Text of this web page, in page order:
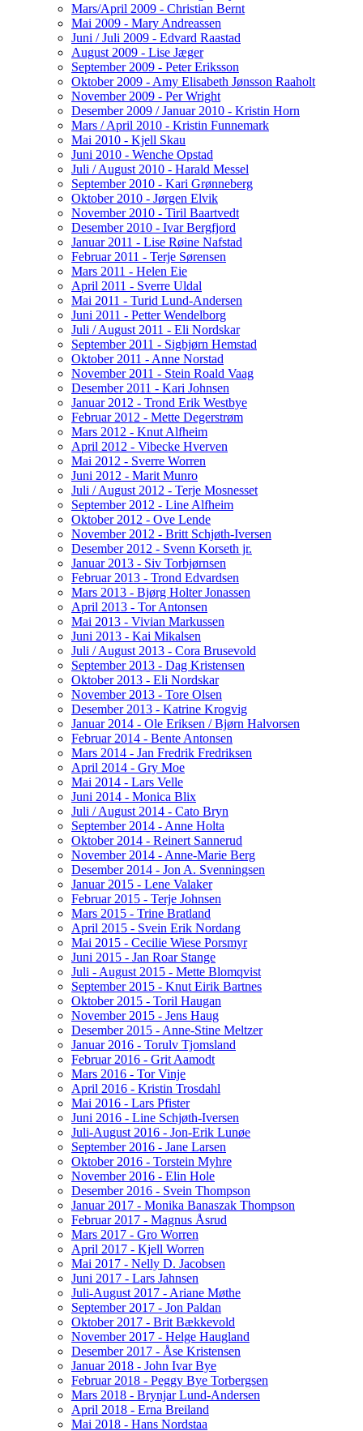
Mars/April 2009 - Christian Bernt
Mai 2009 - Mary Andreassen
Juni / Juli 2009 - Edvard Raastad
August 2009 - Lise Jæger
September 2009 - Peter Eriksson
Oktober 2009 - Amy Elisabeth Jønsson Raaholt
November 2009 - Per Wright
Desember 2009 / Januar 2010 - Kristin Horn
Mars / April 2010 - Kristin Funnemark
Mai 2010 - Kjell Skau
Juni 2010 - Wenche Opstad
Juli / August 2010 - Harald Messel
September 2010 - Kari Grønneberg
Oktober 2010 - Jørgen Elvik
November 2010 - Tiril Baartvedt
Desember 2010 - Ivar Bergfjord
Januar 2011 - Lise Røine Nafstad
Februar 2011 - Terje Sørensen
Mars 2011 - Helen Eie
April 2011 - Sverre Uldal
Mai 2011 - Turid Lund-Andersen
Juni 2011 - Petter Wendelborg
Juli / August 2011 - Eli Nordskar
September 2011 - Sigbjørn Hemstad
Oktober 2011 - Anne Norstad
November 2011 - Stein Roald Vaag
Desember 2011 - Kari Johnsen
Januar 2012 - Trond Erik Westbye
Februar 2012 - Mette Degerstrøm
Mars 2012 - Knut Alfheim
April 2012 - Vibecke Hverven
Mai 2012 - Sverre Worren
Juni 2012 - Marit Munro
Juli / August 2012 - Terje Mosnesset
September 2012 - Line Alfheim
Oktober 2012 - Ove Lende
November 2012 - Britt Schjøth-Iversen
Desember 2012 - Svenn Korseth jr.
Januar 2013 - Siv Torbjørnsen
Februar 2013 - Trond Edvardsen
Mars 2013 - Bjørg Holter Jonassen
April 2013 - Tor Antonsen
Mai 2013 - Vivian Markussen
Juni 2013 - Kai Mikalsen
Juli / August 2013 - Cora Brusevold
September 2013 - Dag Kristensen
Oktober 2013 - Eli Nordskar
November 2013 - Tore Olsen
Desember 2013 - Katrine Krogvig
Januar 2014 - Ole Eriksen / Bjørn Halvorsen
Februar 2014 - Bente Antonsen
Mars 2014 - Jan Fredrik Fredriksen
April 2014 - Gry Moe
Mai 2014 - Lars Velle
Juni 2014 - Monica Blix
Juli / August 2014 - Cato Bryn
September 2014 - Anne Holta
Oktober 2014 - Reinert Sannerud
November 2014 - Anne-Marie Berg
Desember 2014 - Jon A. Svenningsen
Januar 2015 - Lene Valaker
Februar 2015 - Terje Johnsen
Mars 2015 - Trine Bratland
April 2015 - Svein Erik Nordang
Mai 2015 - Cecilie Wiese Porsmyr
Juni 2015 - Jan Roar Stange
Juli - August 2015 - Mette Blomqvist
September 2015 - Knut Eirik Bartnes
Oktober 2015 - Toril Haugan
November 2015 - Jens Haug
Desember 2015 - Anne-Stine Meltzer
Januar 2016 - Torulv Tjomsland
Februar 2016 - Grit Aamodt
Mars 2016 - Tor Vinje
April 2016 - Kristin Trosdahl
Mai 2016 - Lars Pfister
Juni 2016 - Line Schjøth-Iversen
Juli-August 2016 - Jon-Erik Lunøe
September 2016 - Jane Larsen
Oktober 2016 - Torstein Myhre
November 2016 - Elin Hole
Desember 2016 - Svein Thompson
Januar 2017 - Monika Banaszak Thompson
Februar 2017 - Magnus Åsrud
Mars 2017 - Gro Worren
April 2017 - Kjell Worren
Mai 2017 - Nelly D. Jacobsen
Juni 2017 - Lars Jahnsen
Juli-August 2017 - Ariane Møthe
September 2017 - Jon Paldan
Oktober 2017 - Brit Bækkevold
November 2017 - Helge Haugland
Desember 2017 - Åse Kristensen
Januar 2018 - John Ivar Bye
Februar 2018 - Peggy Bye Torbergsen
Mars 2018 - Brynjar Lund-Andersen
April 2018 - Erna Breiland
Mai 2018 - Hans Nordstaa